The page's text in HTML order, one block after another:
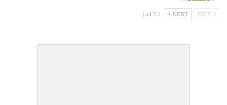
NEXT
1 od 2 |